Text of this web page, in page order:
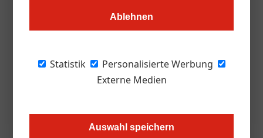
Ablehnen
Statistik
Personalisierte Werbung
Externe Medien
Auswahl speichern
Lediglich ein Kandidat schaffte es heuer: Die weltweit
höchste Auszeichnung für Sommeliers geht an den Franzosen
Das Stift Klosterneuburg ist neben London der
Prüfung zum Master Sommelier ablegen kann
– lediglich ein Kandidat schaffte heuer die